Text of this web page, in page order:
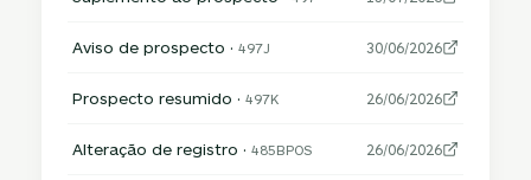
Aviso de prospecto ·497J 30/06/2026
Prospecto resumido ·497K 26/06/2026
Alteração de registro ·485BPOS 26/06/2026